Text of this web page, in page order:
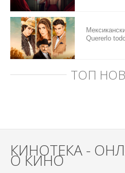
Quererlo
ТОП
КИНОТЕКА -
О КИНО